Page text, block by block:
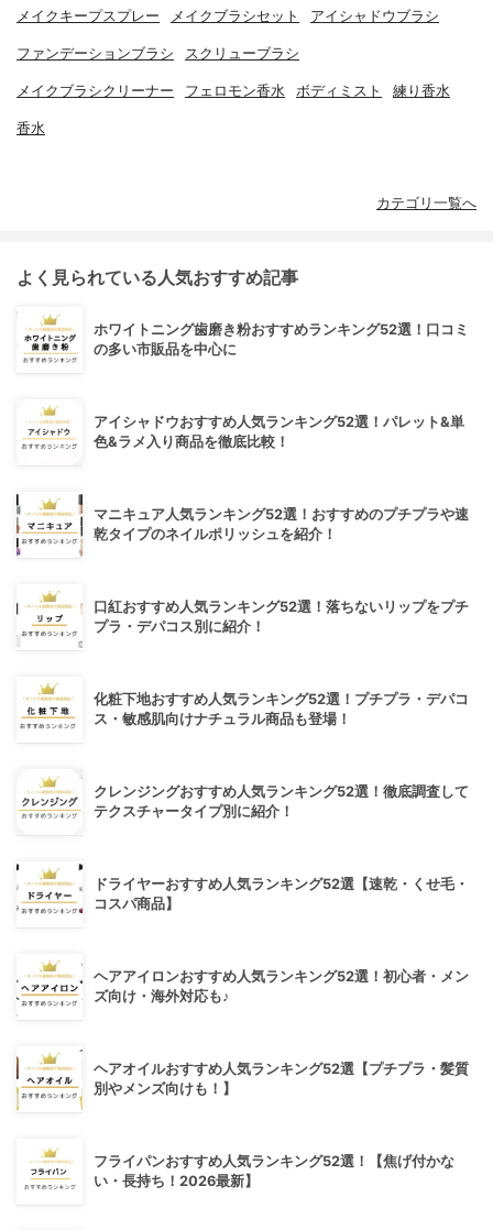
メイクキープスプレー メイクブラシセット アイシャドウブラシ
ファンデーションブラシ スクリューブラシ
メイクブラシクリーナー フェロモン香水 ボディミスト 練り香水
香水
カテゴリ一覧へ
よく見られている人気おすすめ記事
ホワイトニング歯磨き粉おすすめランキング52選！口コミ
の多い市販品を中心に
アイシャドウおすすめ人気ランキング52選！パレット&単
色&ラメ入り商品を徹底比較！
マニキュア人気ランキング52選！おすすめのプチプラや速
乾タイプのネイルポリッシュを紹介！
口紅おすすめ人気ランキング52選！落ちないリップをプチ
プラ・デパコス別に紹介！
化粧下地おすすめ人気ランキング52選！プチプラ・デパコ
ス・敏感肌向けナチュラル商品も登場！
クレンジングおすすめ人気ランキング52選！徹底調査して
テクスチャータイプ別に紹介！
ドライヤーおすすめ人気ランキング52選【速乾・くせ毛・
コスパ商品】
ヘアアイロンおすすめ人気ランキング52選！初心者・メン
ズ向け・海外対応も♪
ヘアオイルおすすめ人気ランキング52選【プチプラ・髪質
別やメンズ向けも！】
フライパンおすすめ人気ランキング52選！【焦げ付かな
い・長持ち！2026最新】